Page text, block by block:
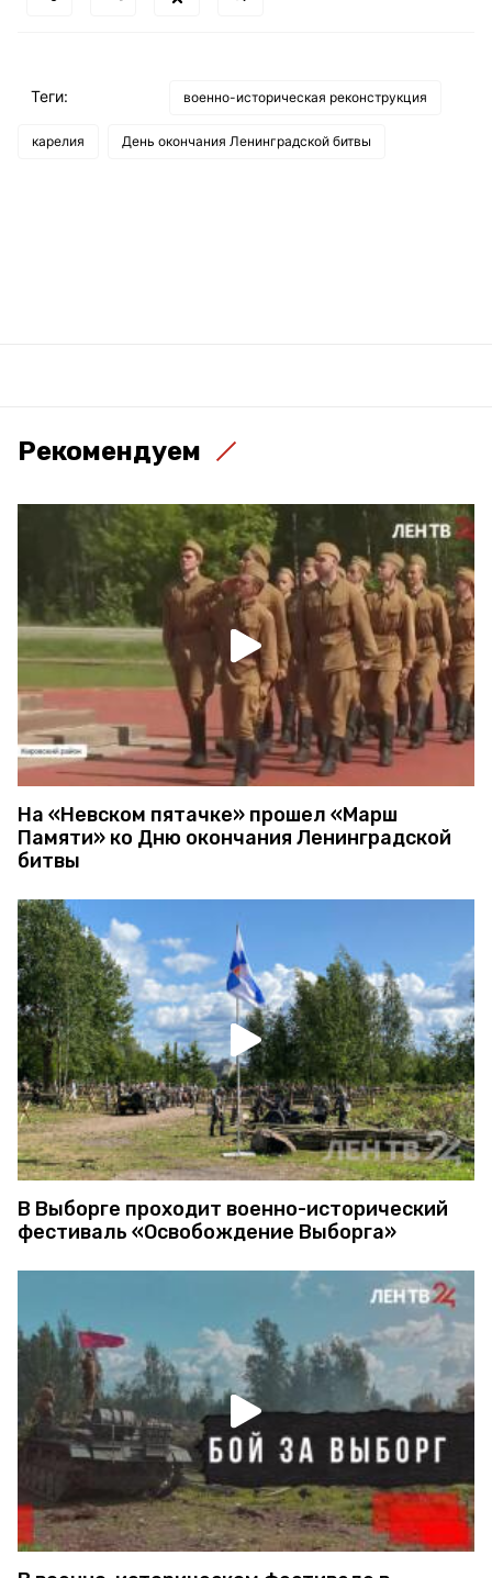
Теги: военно-историческая реконструкция
карелия День окончания Ленинградской битвы
Рекомендуем
На «Невском пятачке» прошел «Марш
Памяти» ко Дню окончания Ленинградской
битвы
В Выборге проходит военно-исторический
фестиваль «Освобождение Выборга»